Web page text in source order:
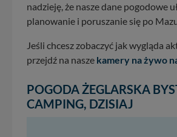
nadzieję, że nasze dane pogodowe
planowanie i poruszanie się po
Jeśli chcesz zobaczyć jak wygląda
przejdź na nasze kamery na żywo
POGODA ŻEGLARSKA
CAMPING, DZISIAJ